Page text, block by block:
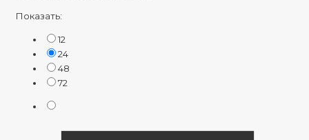
Показать:
12
24
48
72